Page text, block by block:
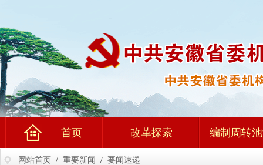
首页 改革探索 编制周转
网站首页 / 重要新闻 / 要闻速递